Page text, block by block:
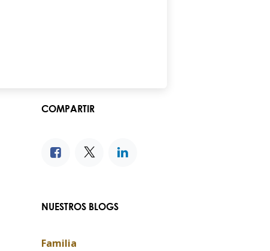
COMPARTIR
NUESTROS BLOGS
Familia